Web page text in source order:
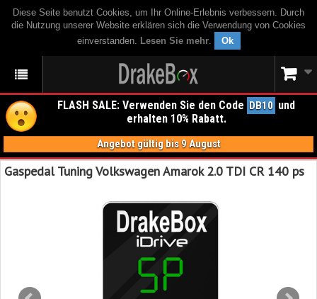
Diese Seite benutzt Cookies, um Ihr Online-Erlebnis verbessern. Durch
die Nutzung unserer Website erklären sich die Verwendung von Cookies
einverstanden. Lesen Sie mehr. Ok
FLASH SALE: Verwenden Sie den Code DB10 und
erhalten 10% Rabatt.
Angebot gültig bis 9 August
Gaspedal Tuning Volkswagen Amarok 2.0 TDI CR 140 ps